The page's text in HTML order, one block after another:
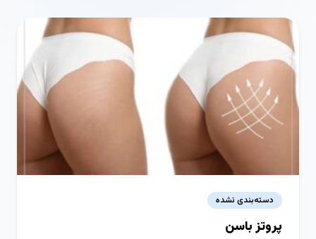
دسته‌بندی نشده
پروتز باسن